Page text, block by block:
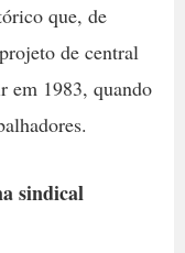
que, de
de central
em 1983, quando
sindical